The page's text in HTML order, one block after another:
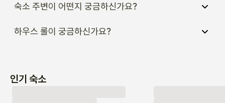
하우스 룰이 궁금하신가요?